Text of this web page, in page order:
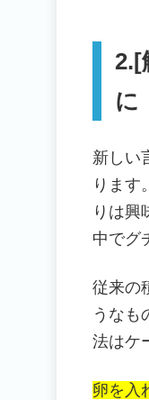
2.[
に
新しい
ります
りは興
中でグ
従来の
うなも
法はケ
卵を入